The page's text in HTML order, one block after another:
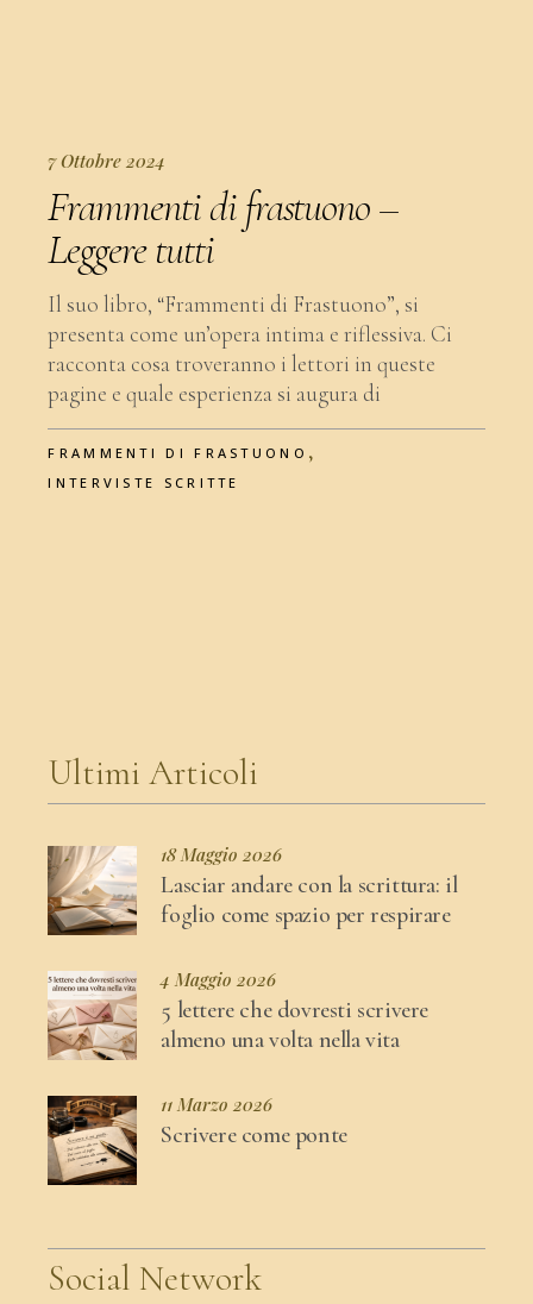
7 Ottobre 2024
Frammenti di frastuono –
Leggere tutti
Il suo libro, “Frammenti di Frastuono”, si
presenta come un’opera intima e riflessiva. Ci
racconta cosa troveranno i lettori in queste
pagine e quale esperienza si augura di
FRAMMENTI DI FRASTUONO ,
INTERVISTE SCRITTE
Ultimi Articoli
18 Maggio 2026
Lasciar andare con la scrittura: il
foglio come spazio per respirare
4 Maggio 2026
5 lettere che dovresti scrivere
almeno una volta nella vita
11 Marzo 2026
Scrivere come ponte
Social Network